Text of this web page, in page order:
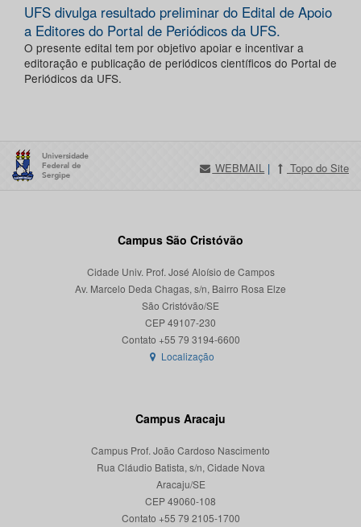
UFS divulga resultado preliminar do Edital de Apoio
a Editores do Portal de Periódicos da UFS.
O presente edital tem por objetivo apoiar e incentivar a
editoração e publicação de periódicos científicos do Portal de
Periódicos da UFS.
WEBMAIL | Topo do Site
Campus São Cristóvão
Cidade Univ. Prof. José Aloísio de Campos
Av. Marcelo Deda Chagas, s/n, Bairro Rosa Elze
São Cristóvão/SE
CEP 49107-230
Localização
Campus Aracaju
Campus Prof. João Cardoso Nascimento
Rua Cláudio Batista, s/n, Cidade Nova
Aracaju/SE
CEP 49060-108